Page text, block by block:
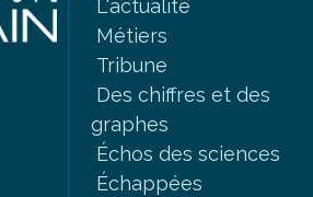
L'actualité
Métiers
Tribune
Des chiffres et des
graphes
Échos des sciences
Échappées